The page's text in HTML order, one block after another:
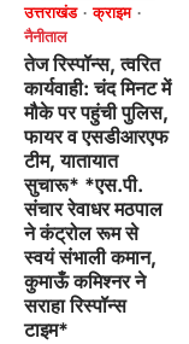
उत्तराखंड
क्राइम
नैनीताल
तेज रिस्पॉन्स, त्वरित
कार्यवाही: चंद मिनट में
मौके पर पहुंची पुलिस,
फायर व एसडीआरएफ
टीम, यातायात
सुचारू* *एस.पी.
संचार रेवाधर मठपाल
ने कंट्रोल रूम से
स्वयं संभाली कमान,
कुमाऊँ कमिश्नर ने
सराहा रिस्पॉन्स
टाइम*